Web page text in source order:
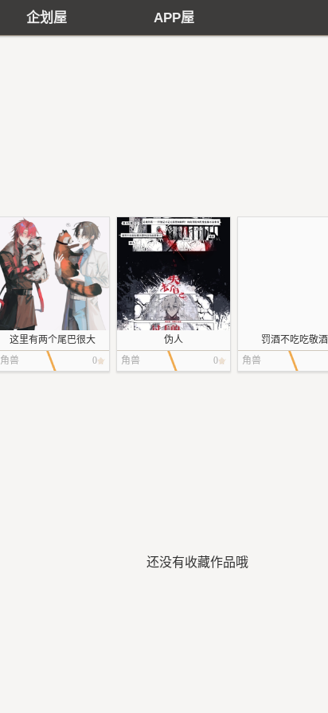
企划屋 APP屋
这里有两个尾巴很大
角兽
0
伪人
角兽
0
罚酒不吃吃敬酒
角兽
还没有收藏作品哦